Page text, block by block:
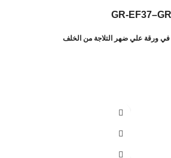
في ورقة علي ضهر التلاجة من الخلف